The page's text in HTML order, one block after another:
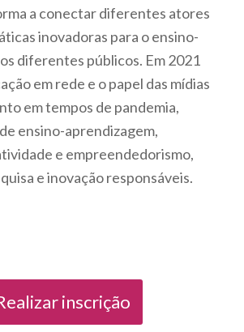
a conectar diferentes atores
inovadoras para o ensino-
diferentes públicos. Em 2021
em rede e o papel das mídias
em tempos de pandemia,
ensino-aprendizagem,
e empreendedorismo,
e inovação responsáveis.
inscrição